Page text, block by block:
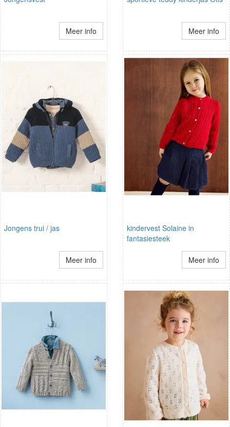
Meer info Meer info
Jongens trui / jas
Meer info
kindervest Solaine in
fantasiesteek
Meer info